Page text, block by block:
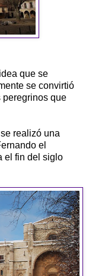
que se
se convirtió
peregrinos que
realizó una
el
el fin del siglo